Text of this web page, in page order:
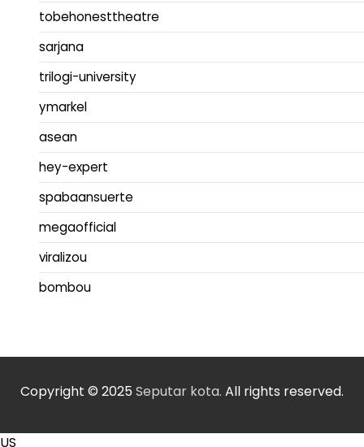
tobehonesttheatre
sarjana
trilogi-university
ymarkel
asean
hey-expert
spabaansuerte
megaofficial
viralizou
bombou
Copyright © 2025 Seputar kota. All rights reserved.
US